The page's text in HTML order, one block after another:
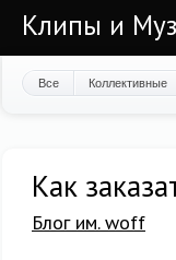
Клипы и
Все Коллективные
Как
Блог им. woff